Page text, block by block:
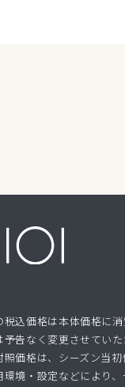
込価格は本体価格に消
告なく変更させていた
価格は、シーズン当初
境・設定などにより、